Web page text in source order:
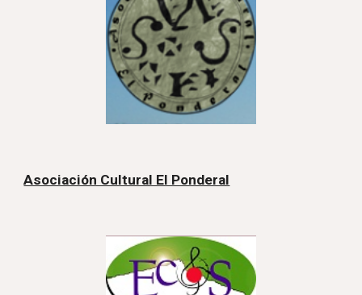
Asociación Cultural El Ponderal